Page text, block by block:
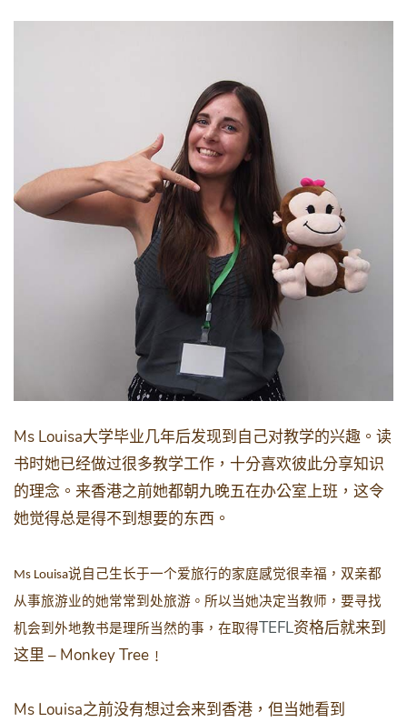
Ms Louisa大学毕业几年后发现到自己对教学的兴趣。读
书时她已经做过很多教学工作，十分喜欢彼此分享知识
的理念。来香港之前她都朝九晚五在办公室上班，这令
她觉得总是得不到想要的东西。
Ms Louisa说自己生长于一个爱旅行的家庭感觉很幸福，双亲都
从事旅游业的她常常到处旅游。所以当她决定当教师，要寻找
机会到外地教书是理所当然的事，在取得TEFL资格后就来到
这里 – Monkey Tree ﹗
Ms Louisa之前没有想过会来到香港，但当她看到